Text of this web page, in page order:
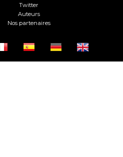
Twitter
Auteurs
Nos partenaires